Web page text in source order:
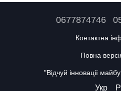
0677874746
Контактна
Повна
"Відчуй інновації
Укр